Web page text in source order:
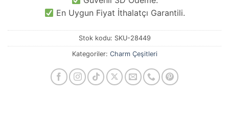
En Uygun Fiyat İthalatçı Garantili.
Stok kodu: SKU-28449
Kategoriler: Charm Çeşitleri